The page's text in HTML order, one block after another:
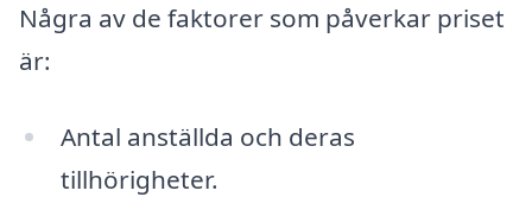
Några av de faktorer som påverkar priset
är:
Antal anställda och deras
tillhörigheter.